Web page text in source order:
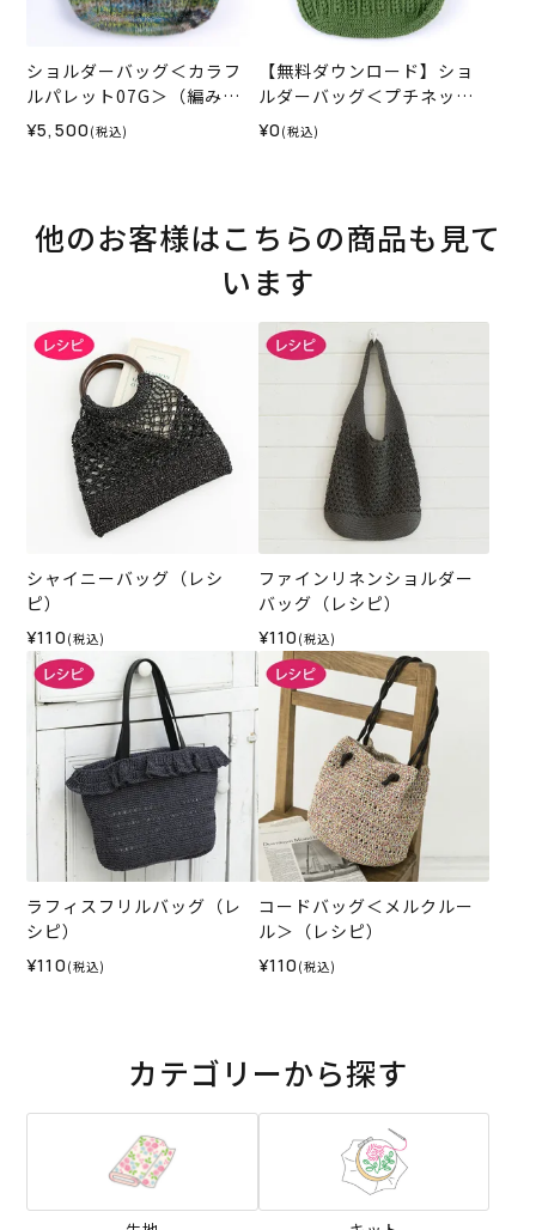
ショルダーバッグ＜カラフ
ルパレット07G＞（編み物
材料セット）
¥5,500 (税込)
【無料ダウンロード】ショ
ルダーバッグ＜プチネップ
＞（レシピ）
¥0 (税込)
他のお客様はこちらの商品も見て
います
シャイニーバッグ（レシ
ピ）
¥110 (税込)
ファインリネンショルダー
バッグ（レシピ）
¥110 (税込)
ラフィスフリルバッグ（レ
シピ）
¥110 (税込)
コードバッグ＜メルクルー
ル＞（レシピ）
¥110 (税込)
カテゴリーから探す